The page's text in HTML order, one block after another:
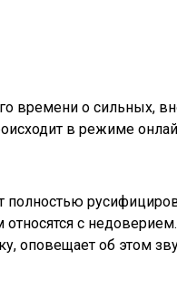
времени о сильных,
в режиме
полностью
с
оповещает об этом